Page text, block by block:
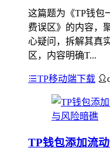
这篇题为《TP钱包
费误区》的内容，
心疑问，拆解其真
区，内容明确T...
TP移动端下载
TP钱包添加流